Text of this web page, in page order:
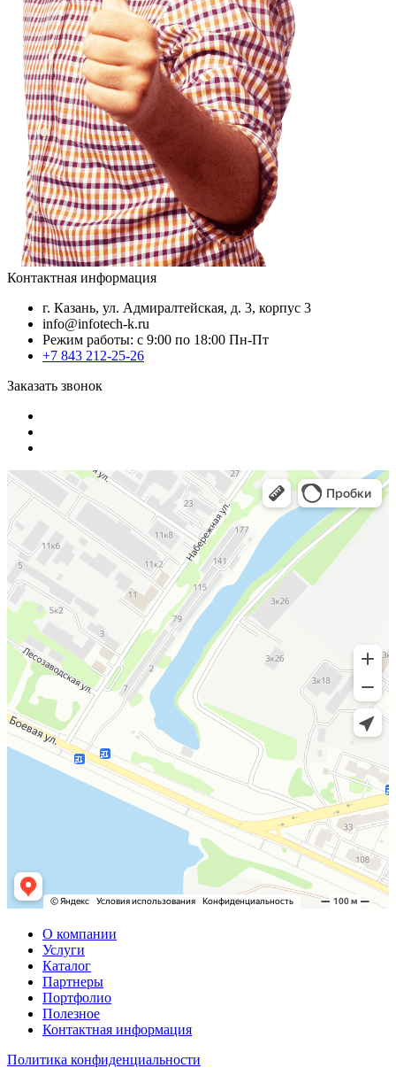
Контактная информация
г. Казань, ул. Адмиралтейская, д. 3, корпус 3
info@infotech-k.ru
Режим работы: с 9:00 по 18:00 Пн-Пт
+7 843 212-25-26
Заказать звонок
О компании
Услуги
Каталог
Партнеры
Портфолио
Полезное
Контактная информация
Политика конфиденциальности